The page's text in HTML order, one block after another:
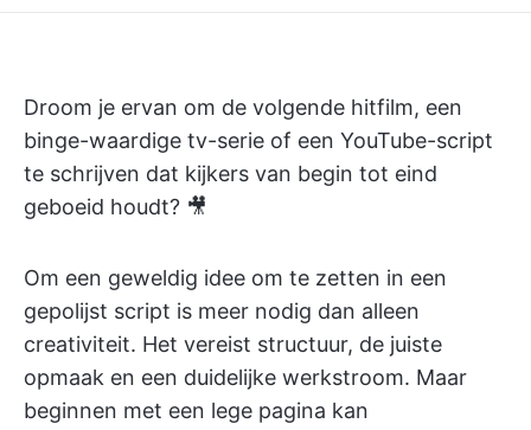
Droom je ervan om de volgende hitfilm, een
binge-waardige tv-serie of een YouTube-script
te schrijven dat kijkers van begin tot eind
geboeid houdt? 🎥
Om een geweldig idee om te zetten in een
gepolijst script is meer nodig dan alleen
creativiteit. Het vereist structuur, de juiste
opmaak en een duidelijke werkstroom. Maar
beginnen met een lege pagina kan